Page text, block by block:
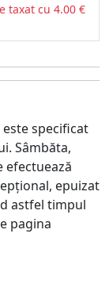
taxat cu 4.00 €
specificat
Sâmbăta,
efectuează
epuizat
astfel timpul
pagina